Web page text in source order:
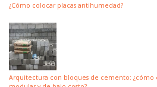
¿Cómo colocar placas antihumedad?
Arquitectura con bloques de cemento: ¿cómo